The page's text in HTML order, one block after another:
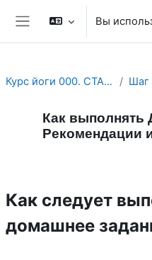
Перейти к основному
Боковая панель
Вы
Курс йоги 000. СТАРТ. Как учиться на йога курсах?
Как выполнять
Рекомендации
Как следует
домашнее